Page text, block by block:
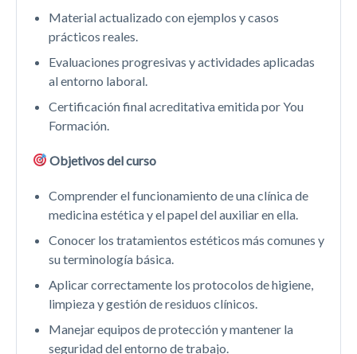
Material actualizado con ejemplos y casos
prácticos reales.
Evaluaciones progresivas y actividades aplicadas
al entorno laboral.
Certificación final acreditativa emitida por You
Formación.
Objetivos del curso
Comprender el funcionamiento de una clínica de
medicina estética y el papel del auxiliar en ella.
Conocer los tratamientos estéticos más comunes y
su terminología básica.
Aplicar correctamente los protocolos de higiene,
limpieza y gestión de residuos clínicos.
Manejar equipos de protección y mantener la
seguridad del entorno de trabajo.